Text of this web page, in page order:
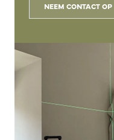
NEEM CONTACT OP